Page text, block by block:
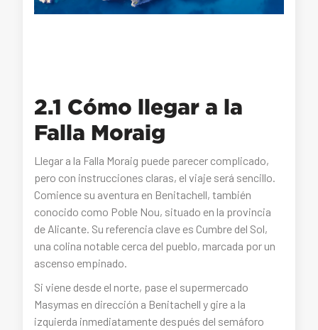
2.1 Cómo llegar a la
Falla Moraig
Llegar a la Falla Moraig puede parecer complicado,
pero con instrucciones claras, el viaje será sencillo.
Comience su aventura en Benitachell, también
conocido como Poble Nou, situado en la provincia
de Alicante. Su referencia clave es Cumbre del Sol,
una colina notable cerca del pueblo, marcada por un
ascenso empinado.
Si viene desde el norte, pase el supermercado
Masymas en dirección a Benitachell y gire a la
izquierda inmediatamente después del semáforo